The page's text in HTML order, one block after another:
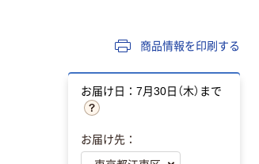
商品情報を印刷する
お届け日：7月30日（木）まで
お届け先：